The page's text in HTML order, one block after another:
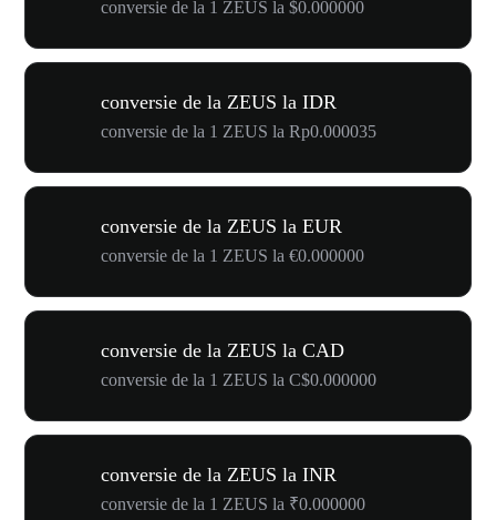
conversie de la 1 ZEUS la $0.000000
conversie de la ZEUS la IDR
conversie de la 1 ZEUS la Rp0.000035
conversie de la ZEUS la EUR
conversie de la 1 ZEUS la €0.000000
conversie de la ZEUS la CAD
conversie de la 1 ZEUS la C$0.000000
conversie de la ZEUS la INR
conversie de la 1 ZEUS la ₹0.000000